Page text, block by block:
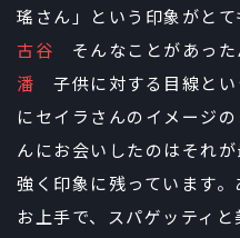
瑤さん」という印象がとて
古谷 そんなことがあった
潘 子供に対する目線とい
にセイラさんのイメージ
んにお会いしたのはそれ
強く印象に残っています
お上手で、スパゲッティ